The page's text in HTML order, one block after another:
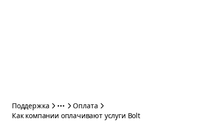
Поддержка
Оплата
Как компании оплачивают услуги Bolt